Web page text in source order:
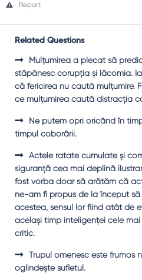
Report
Related Questions
Mulţumirea a plecat să
stăpânesc corupţia şi lăcomia.
că fericirea nu caută mulţumire.
ce mulţumirea caută distracţia
Ne putem opri oricând în
timpul coborârii.
Actele ratate cumulate şi
siguranţă cea mai deplină
fost vorba doar să arătăm că
ne-am fi propus de la început
acestea, sensul lor fiind atât de
acelaşi timp inteligenţei cele
critic.
Trupul omenesc este frumos
oglindeşte sufletul.